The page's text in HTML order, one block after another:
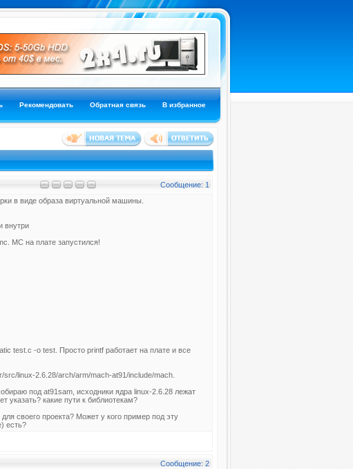
Рекомендовать Обратная связь В избранное
Сообщение: 1
в виде образа виртуальной машины.
внутри
MC на плате запустился!
test.c -o test. Просто printf работает на плате и все
linux-2.6.28/arch/arm/mach-at91/include/mach.
под at91sam, исходники ядра linux-2.6.28 лежат
указать? какие пути к библиотекам?
своего проекта? Может у кого пример под эту
есть?
Сообщение: 2